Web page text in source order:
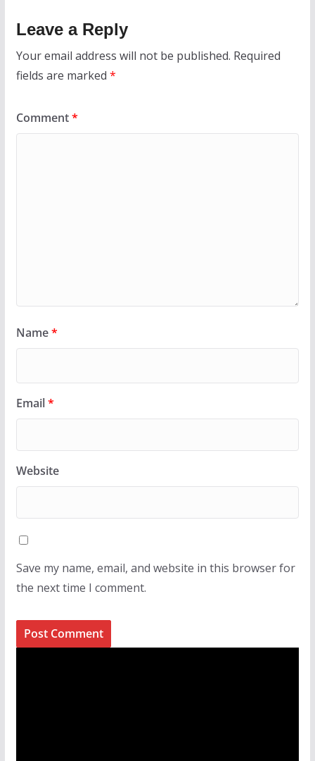
Leave a Reply
Your email address will not be published. Required
fields are marked *
Comment*
Name*
Email*
Website
Save my name, email, and website in this browser for
the next time I comment.